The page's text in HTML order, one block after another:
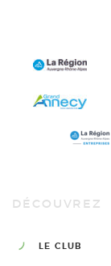
DÉCOUVREZ
LE CLUB